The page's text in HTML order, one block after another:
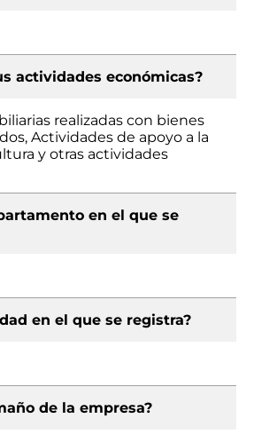
actividades económicas?
realizadas con bienes
Actividades de apoyo a la
y otras actividades
en el que se
en el que se registra?
de la empresa?